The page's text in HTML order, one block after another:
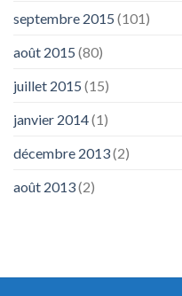
septembre 2015 (101)
août 2015 (80)
juillet 2015 (15)
janvier 2014(1)
décembre 2013(2)
août 2013(2)